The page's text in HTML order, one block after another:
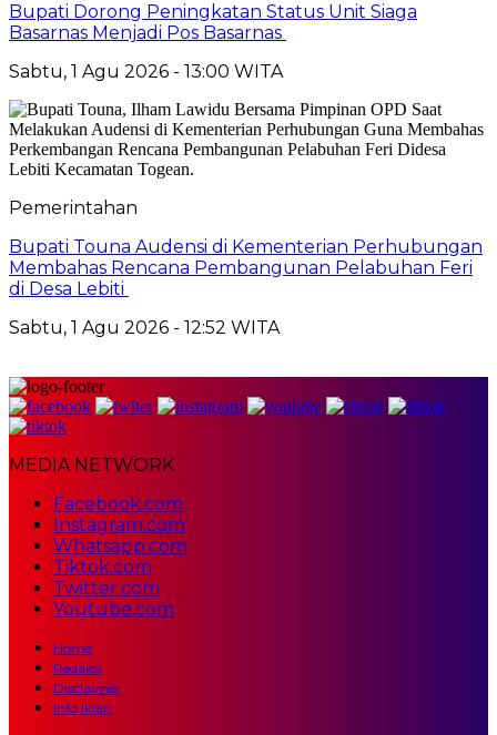
Bupati Dorong Peningkatan Status Unit Siaga
Basarnas Menjadi Pos Basarnas
Sabtu, 1 Agu 2026 - 13:00 WITA
Pemerintahan
Bupati Touna Audensi di Kementerian Perhubungan
Membahas Rencana Pembangunan Pelabuhan Feri
di Desa Lebiti
Sabtu, 1 Agu 2026 - 12:52 WITA
MEDIA NETWORK
Facebook.com
Instagram.com
Whatsapp.com
Tiktok.com
Twitter.com
Youtube.com
Home
Redaksi
Disclaimer
Info Iklan